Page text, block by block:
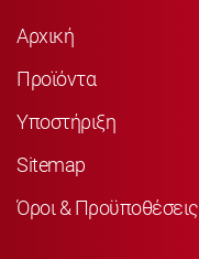
Αρχική
Προϊόντα
Υποστήριξη
Sitemap
Όροι & Προϋποθέσεις